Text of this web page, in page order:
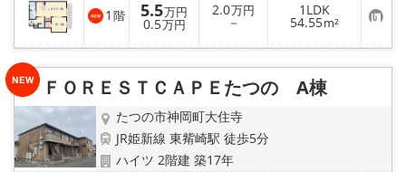
1 階 5.5万円
0.5万円
2.0万円
－
1LDK
54.55m² お
気
に
り
ＦＯＲＥＳＴＣＡＰＥたつの A棟
たつの市神岡町大住寺
JR姫新線 東觜崎駅 徒歩5分
ハイツ 2階建 築17年